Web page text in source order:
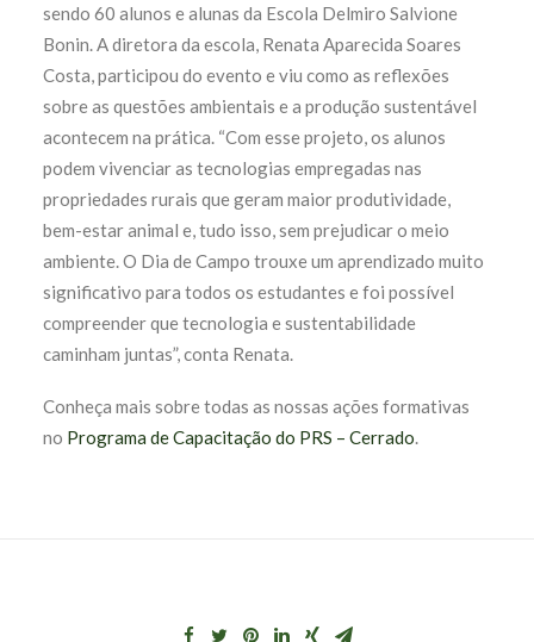
sendo 60 alunos e alunas da Escola Delmiro Salvione
Bonin. A diretora da escola, Renata Aparecida Soares
Costa, participou do evento e viu como as reflexões
sobre as questões ambientais e a produção sustentável
acontecem na prática. “Com esse projeto, os alunos
podem vivenciar as tecnologias empregadas nas
propriedades rurais que geram maior produtividade,
bem-estar animal e, tudo isso, sem prejudicar o meio
ambiente. O Dia de Campo trouxe um aprendizado muito
significativo para todos os estudantes e foi possível
compreender que tecnologia e sustentabilidade
caminham juntas”, conta Renata.
Conheça mais sobre todas as nossas ações formativas
no Programa de Capacitação do PRS – Cerrado.